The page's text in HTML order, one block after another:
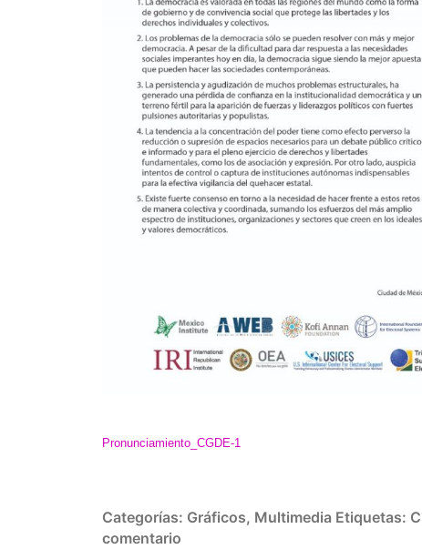
Pronunciamiento_CGDE-1
Categorías: Gráficos, Multimedia Etiquetas:
comentario